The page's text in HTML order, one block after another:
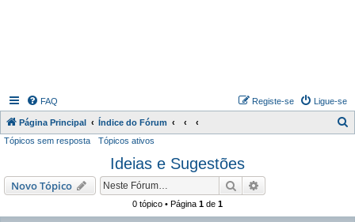
FAQ Ligue-se
Registe-se
Página Principal Índice do Fórum
i
Tópicos sem resposta Tópicos ativos
Ideias e Sugestões
Novo Tópico Pesquisar
0 tópico • Página 1 de 1